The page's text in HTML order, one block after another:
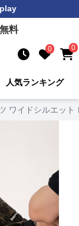
料
0 0
人気ランキング
ワイドシルエット